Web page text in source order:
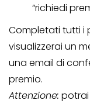
“richiedi
Completati tutti i
visualizzerai un
una email di
premio.
Attenzione: potrai